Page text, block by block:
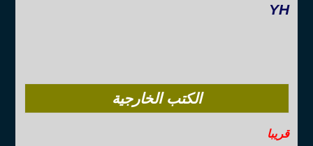
YH
الكتب الخارجية
قريبا